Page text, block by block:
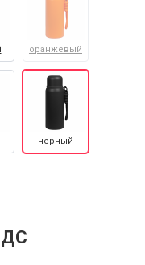
оранжевый
черный